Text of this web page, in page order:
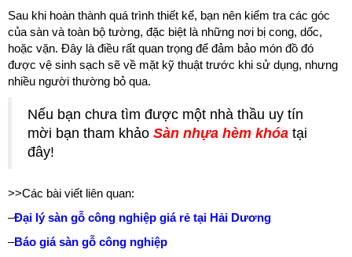
Sau khi hoàn thành quá trình thiết kế, bạn nên kiểm tra các góc
của sàn và toàn bộ tường, đặc biệt là những nơi bị cong, dốc,
hoặc vặn. Đây là điều rất quan trọng để đảm bảo món đồ đó
được vệ sinh sạch sẽ về mặt kỹ thuật trước khi sử dụng, nhưng
nhiều người thường bỏ qua.
Nếu bạn chưa tìm được một nhà thầu uy tín
mời bạn tham khảo Sàn nhựa hèm khóa tại
đây!
>>Các bài viết liên quan:
–Đại lý sàn gỗ công nghiệp giá rẻ tại Hải Dương
–Báo giá sàn gỗ công nghiệp